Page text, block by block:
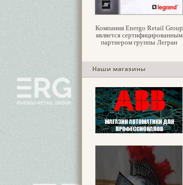
Компания Energo Retail Group
является сертифицированным
партнером группы Легран
Наши магазины